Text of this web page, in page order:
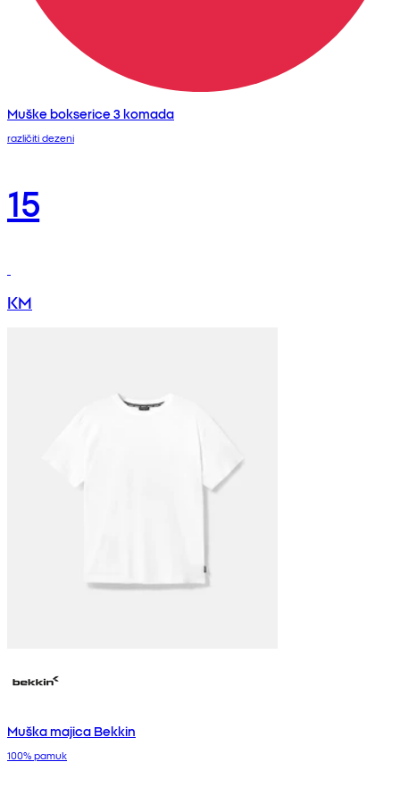
Muške bokserice 3 komada
različiti dezeni
15
KM
Muška majica Bekkin
100% pamuk